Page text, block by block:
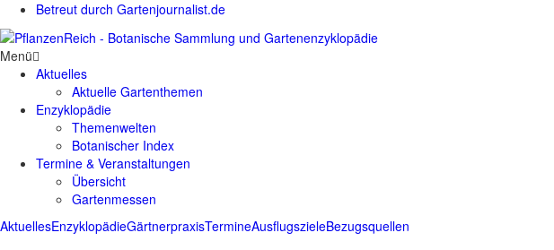
Betreut durch Gartenjournalist.de
AktuellesEnzyklopädieGärtnerpraxisTermineAusflugszieleBezugsquellen
Menü
Aktuelles
Aktuelle Gartenthemen
Enzyklopädie
Themenwelten
Botanischer Index
Termine & Veranstaltungen
Übersicht
Gartenmessen